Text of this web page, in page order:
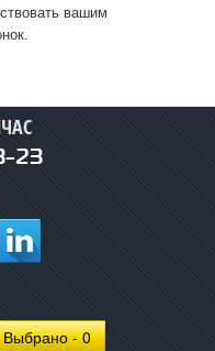
вашим
Выбрано - 0
23